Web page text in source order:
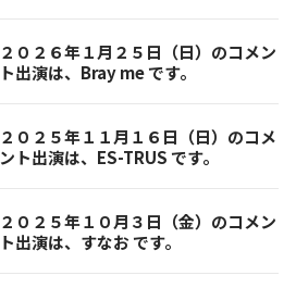
２０２６年１月２５日（日）のコメン
ト出演は、Bray me です。
２０２５年１１月１６日（日）のコメ
ント出演は、ES-TRUS です。
２０２５年１０月３日（金）のコメン
ト出演は、すなお です。